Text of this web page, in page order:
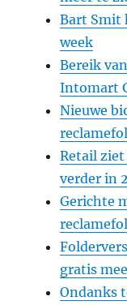
Bart Smit
week
Bereik
Intomart
Nieuwe
Retail
verder in
Gerichte
gratis
Ondanks